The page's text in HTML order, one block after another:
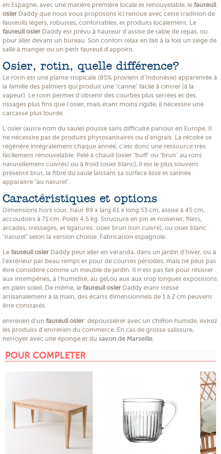
en Espagne, avec une matière première locale et renouvelable, le fauteuil
osier Daddy que nous vous proposons ici renoue avec cette tradition de
fauteuils légers, robustes, confortables, et produits localement. Le
fauteuil osier Daddy est prévu à hauteur d'assise de table de repas, ou
pour aller devant un bureau. Son confort relax en fait à la fois un siège de
salle à manger ou un petit fauteuil d'appoint.
Osier, rotin, quelle différence?
Le rotin est une plante tropicale (85% provient d'Indonésie) apparentée à
la famille des palmiers qui produit une "canne" facile à cintrer (à la
vapeur). Le rotin permet d'obtenir des courbes plus serrées et des
tissages plus fins que l'osier, mais étant moins rigide, il nécessite une
carcasse plus lourde.
L'osier (autre nom du saule) pousse sans difficulté partout en Europe. Il
ne nécessite pas de produits phytosanitaires ou d'engrais. La récolte se
régénère intégralement chaque année, c'est donc une ressource très
facilement renouvelable. Pelé à chaud (osier "buff" ou "brun" au tons
naturellement cuivrés) ou à froid (osier blanc), il est le plus souvent
présenté brut, la fibre du saule laissant sa surface lisse et satinée
apparaitre "au naturel".
Caractéristiques et options
Dimensions hors tout: haut 89 x larg 61 x long 53 cm, assise à 45 cm,
accoudoirs à 71 cm. Poids 4.5 kg. Structure en pin et noisetier, filets,
arcades, tressages, et ligatures: osier brun (ton cuivré), ou osier blanc
"naturel" selon la version choisie. Fabrication espagnole.
Le fauteuil osier Daddy peut aller en véranda, dans un jardin d'hiver, ou à
l'extérieur par beau temps et pour de courtes périodes, mais ne peut pas
être considéré comme un meuble de jardin. Il n'est pas fait pour résister
aux intempéries, à l'humidité, au gel,ou aux aux trop longues expositions
en plein soleil. De même, le fauteuil osier Daddy étant tressé
artisanalement à la main, des écarts dimensionnels de 1 à 2 cm peuvent
être constatés.
entretien d'un fauteuil osier: dépoussiérer avec un chiffon humide, évitez
les produits d'entretien du commerce. En cas de grosse salissure,
nettoyer avec une éponge et du savon de Marseille
POUR COMPLETER